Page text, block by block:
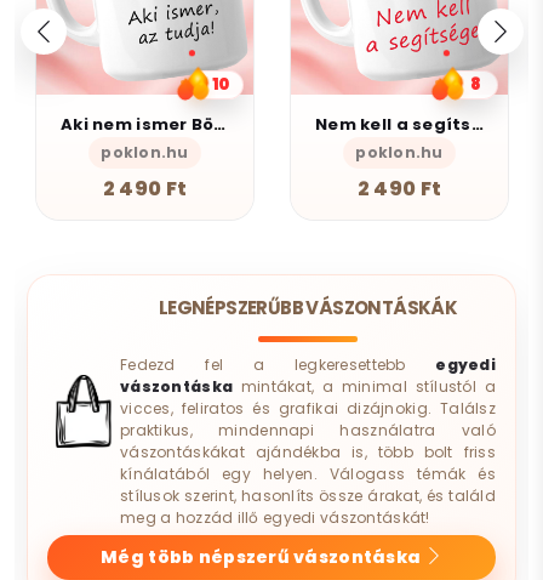
10
Aki nem ismer Bögre
poklon.hu
2 490 Ft
8
Nem kell a segítsé - Bögre
poklon.hu
2 490 Ft
LEGNÉPSZERŰBB VÁSZONTÁSKÁK
Fedezd fel a legkeresettebb egyedi
vászontáska mintákat, a minimal stílustól a
vicces, feliratos és grafikai dizájnokig. Találsz
praktikus, mindennapi használatra való
vászontáskákat ajándékba is, több bolt friss
kínálatából egy helyen. Válogass témák és
stílusok szerint, hasonlíts össze árakat, és találd
meg a hozzád illő egyedi vászontáskát!
Még több népszerű vászontáska